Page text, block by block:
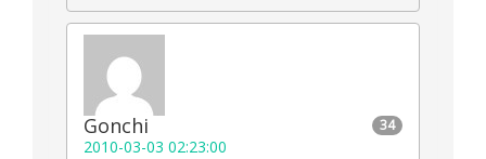
34
Gonchi
2010-03-03 02:23:00